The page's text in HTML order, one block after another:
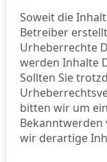
Soweit die
Betreiber
Urheberrechte
werden Inhalte
Sollten Sie
bitten wir um
Bekanntwerden
wir derartige